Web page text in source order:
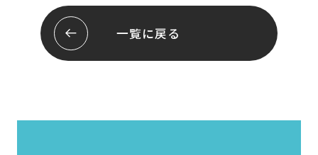
会社概要
スタッフ紹介
プライバシーポリシー
一覧に戻る